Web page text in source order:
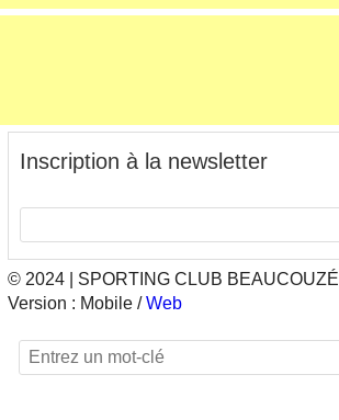
Inscription à la newsletter
© 2024 | SPORTING CLUB BEAUCOUZÉ
Version : Mobile /Web